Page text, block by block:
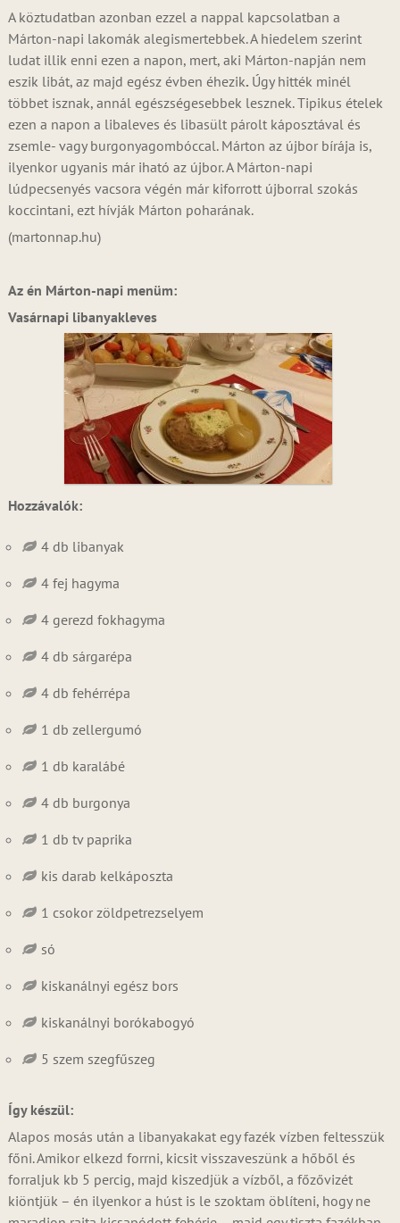
A köztudatban azonban ezzel a nappal kapcsolatban a
Márton-napi lakomák alegismertebbek. A hiedelem szerint
ludat illik enni ezen a napon, mert, aki Márton-napján nem
eszik libát, az majd egész évben éhezik. Úgy hitték minél
többet isznak, annál egészségesebbek lesznek. Tipikus ételek
ezen a napon a libaleves és libasült párolt káposztával és
zsemle- vagy burgonyagombóccal. Márton az újbor bírája is,
ilyenkor ugyanis már iható az újbor. A Márton-napi
lúdpecsenyés vacsora végén már kiforrott újborral szokás
koccintani, ezt hívják Márton poharának.
(martonnap.hu)
Az én Márton-napi menüm:
Vasárnapi libanyakleves
Hozzávalók:
4 db libanyak
4 fej hagyma
4 gerezd fokhagyma
4 db sárgarépa
4 db fehérrépa
1 db zellergumó
1 db karalábé
4 db burgonya
1 db tv paprika
kis darab kelkáposzta
1 csokor zöldpetrezselyem
só
kiskanálnyi egész bors
kiskanálnyi borókabogyó
5 szem szegfűszeg
Így készül:
Alapos mosás után a libanyakakat egy fazék vízben feltesszük
főni. Amikor elkezd forrni, kicsit visszaveszünk a hőből és
forraljuk kb 5 percig, majd kiszedjük a vízből, a főzővizét
kiöntjük – én ilyenkor a húst is le szoktam öblíteni, hogy ne